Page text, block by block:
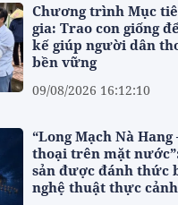
Chương trình Mục
gia: Trao con giống
kế giúp người dân
bền vững
09/08/2026 16:12:10
“Long Mạch Nà Hang
thoại trên mặt
sản được đánh thức
nghệ thuật thực